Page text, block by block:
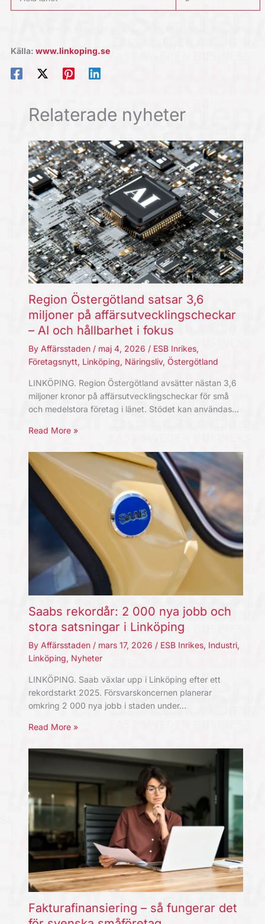
Källa: www.linkoping.se
Relaterade nyheter
Region Östergötland satsar 3,6
miljoner på affärsutvecklingscheckar
– AI och hållbarhet i fokus
By Affärsstaden / maj 4, 2026 / ESB Inrikes,
Företagsnytt, Linköping, Näringsliv, Östergötland
LINKÖPING. Region Östergötland avsätter nästan 3,6
miljoner kronor på affärsutvecklingscheckar för små
och medelstora företag i länet. Stödet kan användas…
Read More »
Saabs rekordår: 2 000 nya jobb och
stora satsningar i Linköping
By Affärsstaden / mars 17, 2026 / ESB Inrikes, Industri,
Linköping, Nyheter
LINKÖPING. Saab växlar upp i Linköping efter ett
rekordstarkt 2025. Försvarskoncernen planerar
omkring 2 000 nya jobb i staden under…
Read More »
Fakturafinansiering – så fungerar det